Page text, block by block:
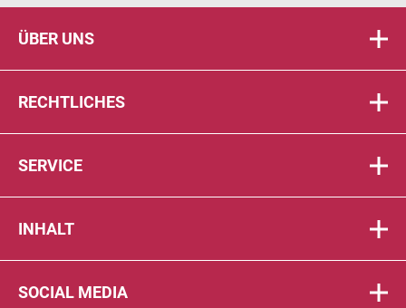
ÜBER UNS
RECHTLICHES
SERVICE
INHALT
SOCIAL MEDIA